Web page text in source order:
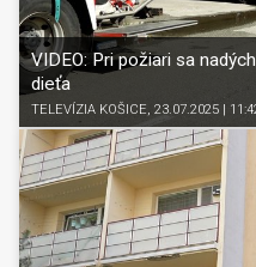
VIDEO: Pri požiari sa
dieťa
TELEVÍZIA KOŠICE, 23.07.2025 |